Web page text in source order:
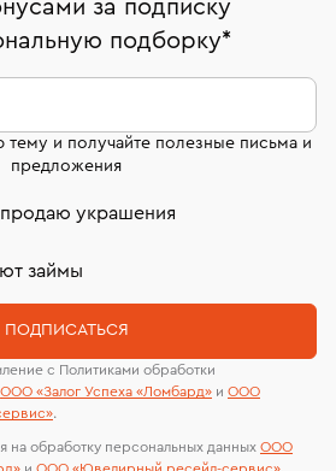
(гвоздики) Серьги Cartier
бриллиантами
Серьги конго
Серьги из платины
и бриллиантами
Серьги с турмалином
за подписку
подборку*
и получайте полезные письма и
предложения
украшения
займы
ПОДПИСАТЬСЯ
с Политиками обработки
ООО «Залог Успеха «Ломбард» и ООО
.
на обработку персональных данных ООО
и ООО «Ювелирный ресейл-сервиc».